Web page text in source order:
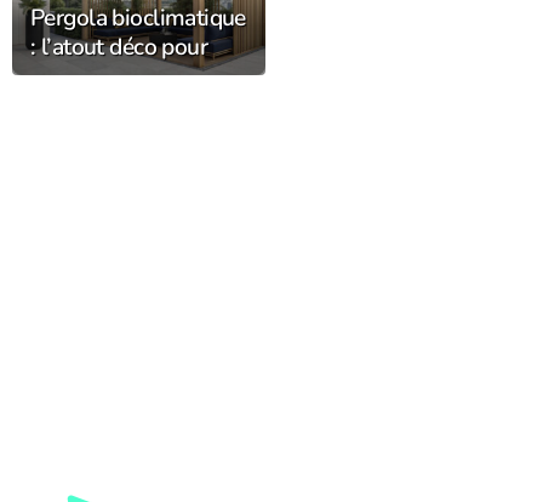
Pergola bioclimatique
: l’atout déco pour
sublimer la